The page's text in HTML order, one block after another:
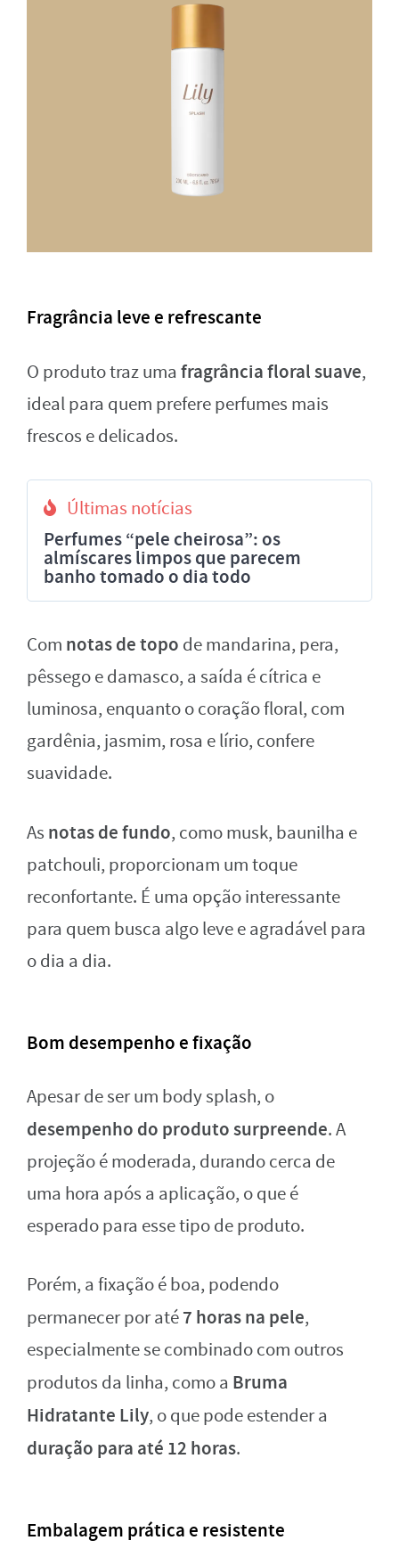
Fragrância leve e refrescante
O produto traz uma fragrância floral suave,
ideal para quem prefere perfumes mais
frescos e delicados.
Últimas notícias
Perfumes “pele cheirosa”: os
almíscares limpos que parecem
banho tomado o dia todo
Com notas de topo de mandarina, pera,
pêssego e damasco, a saída é cítrica e
luminosa, enquanto o coração floral, com
gardênia, jasmim, rosa e lírio, confere
suavidade.
As notas de fundo, como musk, baunilha e
patchouli, proporcionam um toque
reconfortante. É uma opção interessante
para quem busca algo leve e agradável para
o dia a dia.
Bom desempenho e fixação
Apesar de ser um body splash, o
desempenho do produto surpreende. A
projeção é moderada, durando cerca de
uma hora após a aplicação, o que é
esperado para esse tipo de produto.
Porém, a fixação é boa, podendo
permanecer por até7 horas na pele,
especialmente se combinado com outros
produtos da linha, como a Bruma
Hidratante Lily, o que pode estender a
duração para até 12 horas.
Embalagem prática e resistente